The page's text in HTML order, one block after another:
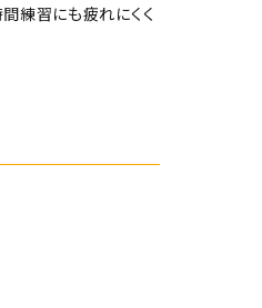
練習にも疲れにくく